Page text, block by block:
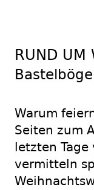
RUND UM
Warum
Seiten zum
letzten
vermitteln